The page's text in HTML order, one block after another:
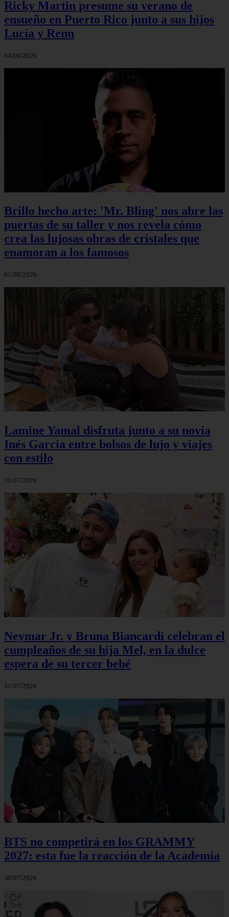
Ricky Martin presume su verano de
ensueño en Puerto Rico junto a sus hijos
Lucía y Renn
04/08/2026
Brillo hecho arte: 'Mr. Bling' nos abre las
puertas de su taller y nos revela cómo
crea las lujosas obras de cristales que
enamoran a los famosos
01/08/2026
Lamine Yamal disfruta junto a su novia
Inés García entre bolsos de lujo y viajes
con estilo
31/07/2026
Neymar Jr. y Bruna Biancardi celebran el
cumpleaños de su hija Mel, en la dulce
espera de su tercer bebé
31/07/2026
BTS no competirá en los GRAMMY
2027: esta fue la reacción de la Academia
30/07/2026